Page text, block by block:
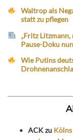
Waltrop als
statt zu pflegen
„Fritz Litzmann,
Pause-Doku
Wie Putins
ACKzu